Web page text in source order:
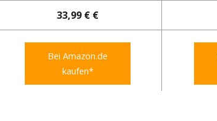
33,99 € €
Bei Amazon.de
kaufen*